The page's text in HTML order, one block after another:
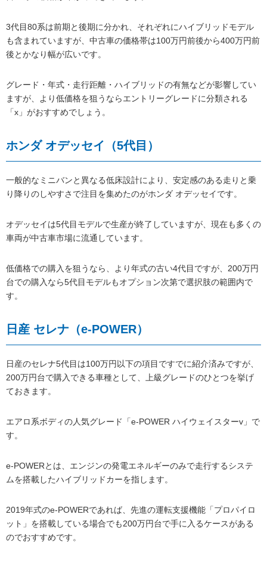
3代目80系は前期と後期に分かれ、それぞれにハイブリッドモデル
も含まれていますが、中古車の価格帯は100万円前後から400万円前
後とかなり幅が広いです。
グレード・年式・走行距離・ハイブリッドの有無などが影響してい
ますが、より低価格を狙うならエントリーグレードに分類される
「x」がおすすめでしょう。
ホンダ オデッセイ（5代目）
一般的なミニバンと異なる低床設計により、安定感のある走りと乗
り降りのしやすさで注目を集めたのがホンダ オデッセイです。
オデッセイは5代目モデルで生産が終了していますが、現在も多くの
車両が中古車市場に流通しています。
低価格での購入を狙うなら、より年式の古い4代目ですが、200万円
台での購入なら5代目モデルもオプション次第で選択肢の範囲内で
す。
日産 セレナ（e-POWER）
日産のセレナ5代目は100万円以下の項目ですでに紹介済みですが、
200万円台で購入できる車種として、上級グレードのひとつを挙げ
ておきます。
エアロ系ボディの人気グレード「e-POWER ハイウェイスターv」で
す。
e-POWERとは、エンジンの発電エネルギーのみで走行するシステ
ムを搭載したハイブリッドカーを指します。
2019年式のe-POWERであれば、先進の運転支援機能「プロパイロ
ット」を搭載している場合でも200万円台で手に入るケースがある
のでおすすめです。